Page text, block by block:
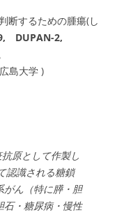
断するための腫瘍(し
DUPAN-2,
広島大学 )
原として作製し
認識される糖鎖
がん（特に膵・胆
石・糖尿病・慢性